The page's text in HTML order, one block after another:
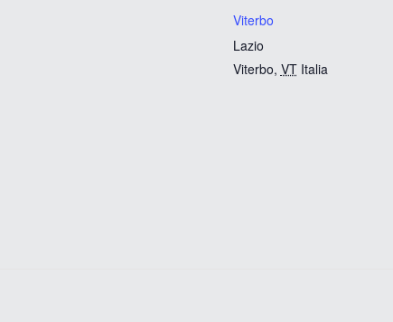
Viterbo
Lazio
Viterbo, VT Italia